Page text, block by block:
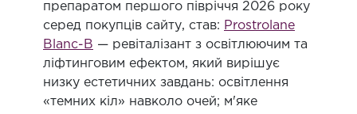
препаратом першого півріччя 2026 року
серед покупців сайту, став: Prostrolane
Blanc-B — ревіталізант з освітлюючим та
ліфтинговим ефектом, який вирішує
низку естетичних завдань: освітлення
«темних кіл» навколо очей; м'яке